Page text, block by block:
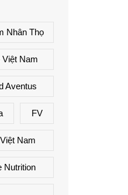
Nhân Thọ
Việt Nam
Aventus
FV
Nam
Nutrition